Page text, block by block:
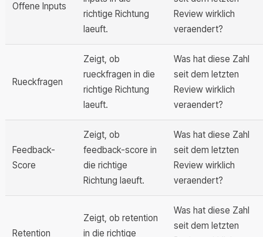
Offene Inputs
richtige Richtung
laeuft.
Review wirklich
veraendert?
Rueckfragen
Zeigt, ob
rueckfragen in die
richtige Richtung
laeuft.
Was hat diese Zahl
seit dem letzten
Review wirklich
veraendert?
Feedback-
Score
Zeigt, ob
feedback-score in
die richtige
Richtung laeuft.
Was hat diese Zahl
seit dem letzten
Review wirklich
veraendert?
Retention
Zeigt, ob retention
in die richtige
Was hat diese Zahl
seit dem letzten